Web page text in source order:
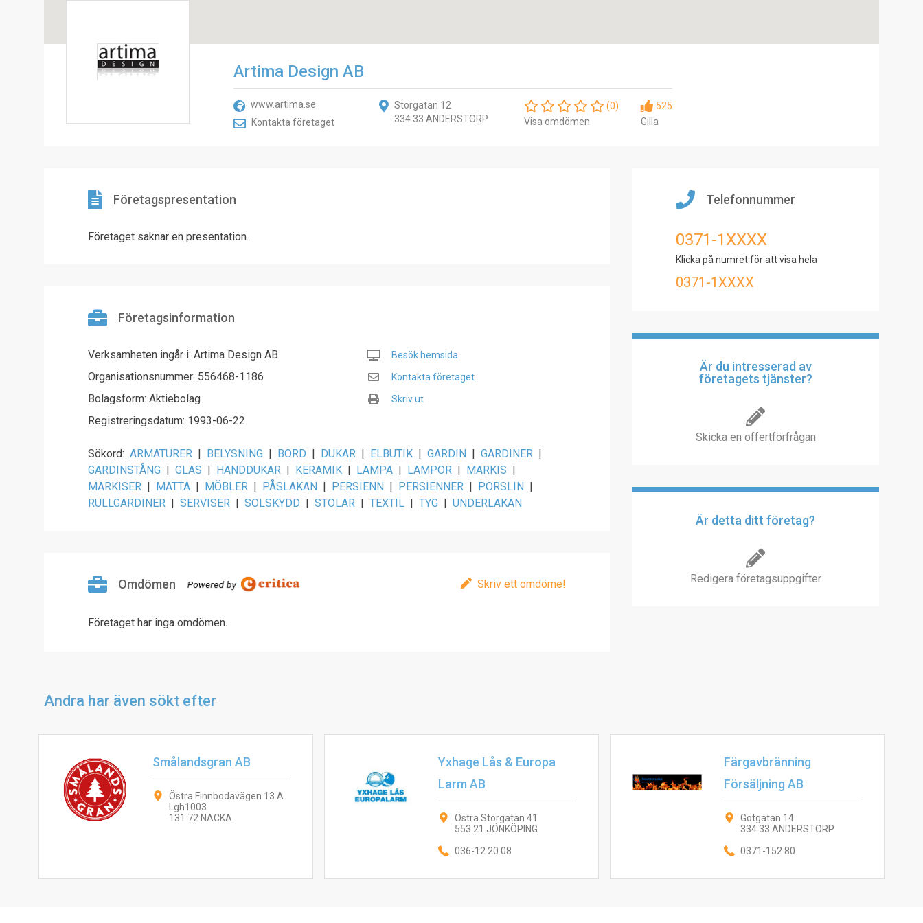
Artima Design AB
www.artima.se
Kontakta företaget
Storgatan 12
334 33 ANDERSTORP
(0)
Visa omdömen
525
Gilla
Företagspresentation
Företaget saknar en presentation.
Företagsinformation
Verksamheten ingår i: Artima Design AB
Organisationsnummer: 556468-1186
Bolagsform: Aktiebolag
Registreringsdatum: 1993-06-22
Besök hemsida
Kontakta företaget
Skriv ut
Sökord: ARMATURER | BELYSNING | BORD | DUKAR | ELBUTIK | GARDIN | GARDINER |
GARDINSTÅNG | GLAS | HANDDUKAR | KERAMIK | LAMPA | LAMPOR | MARKIS |
MARKISER | MATTA | MÖBLER | PÅSLAKAN | PERSIENN | PERSIENNER | PORSLIN |
RULLGARDINER | SERVISER | SOLSKYDD | STOLAR | TEXTIL | TYG | UNDERLAKAN
Omdömen Skriv ett omdöme!
Företaget har inga omdömen.
Telefonnummer
0371-1XXXX
Klicka på numret för att visa hela
0371-1XXXX
Är du intresserad av
företagets tjänster?
Skicka en offertförfrågan
Är detta ditt företag?
Redigera företagsuppgifter
Andra har även sökt efter
Smålandsgran AB
Östra Finnbodavägen 13 A
Lgh1003
131 72 NACKA
Yxhage Lås & Europa
Larm AB
Östra Storgatan 41
553 21 JÖNKÖPING
036-12 20 08
Färgavbränning
Försäljning AB
Götgatan 14
334 33 ANDERSTORP
0371-152 80